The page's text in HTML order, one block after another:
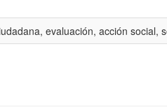
evaluación, acción social,